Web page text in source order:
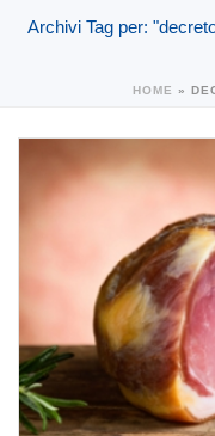
Archivi Tag per:
HOME »